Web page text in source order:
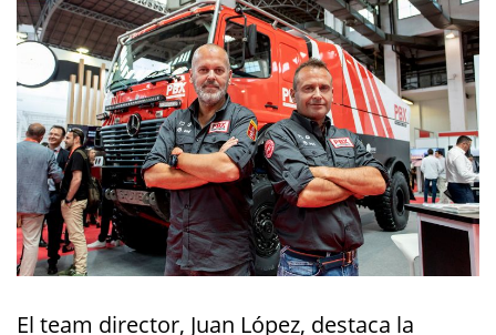
El team director, Juan López, destaca la